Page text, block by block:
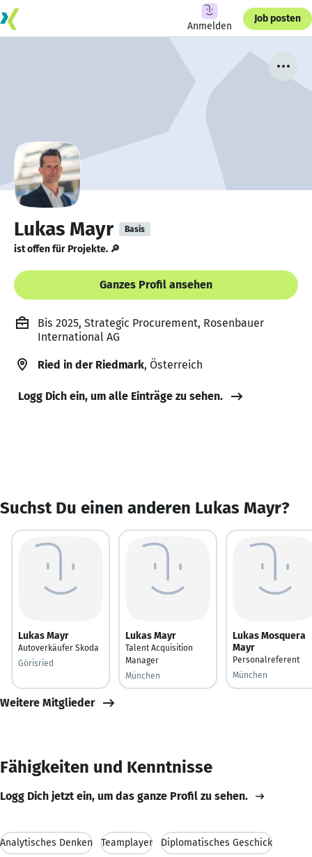
Anmelden
Job posten
Lukas Mayr Basis
ist offen für Projekte. 🔎
Ganzes Profil ansehen
Bis 2025, Strategic Procurement, Rosenbauer
International AG
Ried in der Riedmark, Österreich
Logg Dich ein, um alle Einträge zu sehen.
Suchst Du einen anderen Lukas Mayr?
Lukas Mayr
Autoverkäufer Skoda
Görisried
Lukas Mayr
Talent Acquisition
Manager
München
Lukas Mosquera
Mayr
Personalreferent
München
Weitere Mitglieder
Fähigkeiten und Kenntnisse
Logg Dich jetzt ein, um das ganze Profil zu sehen.
Analytisches Denken Teamplayer Diplomatisches Geschick